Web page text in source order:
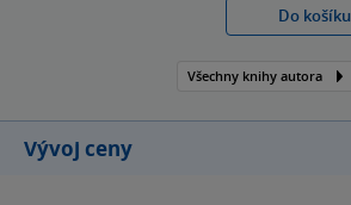
vznikla Revolver Revue.
Do košíku
Všechny knihy autora
Vývoj ceny